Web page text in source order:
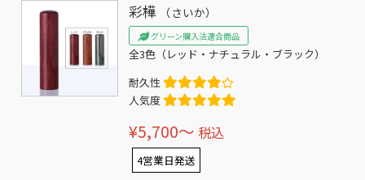
彩樺 （さいか）
グリーン購入法適合商品
全3色（レッド・ナチュラル・ブラック）
耐久性
人気度
¥5,700〜 税込
4営業日発送